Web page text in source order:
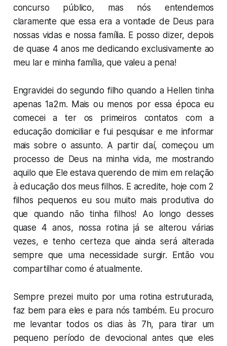
concurso público, mas nós entendemos
claramente que essa era a vontade de Deus para
nossas vidas e nossa família. E posso dizer, depois
de quase 4 anos me dedicando exclusivamente ao
meu lar e minha família, que valeu a pena!
Engravidei do segundo filho quando a Hellen tinha
apenas 1a2m. Mais ou menos por essa época eu
comecei a ter os primeiros contatos com a
educação domiciliar e fui pesquisar e me informar
mais sobre o assunto. A partir daí, começou um
processo de Deus na minha vida, me mostrando
aquilo que Ele estava querendo de mim em relação
à educação dos meus filhos. E acredite, hoje com 2
filhos pequenos eu sou muito mais produtiva do
que quando não tinha filhos! Ao longo desses
quase 4 anos, nossa rotina já se alterou várias
vezes, e tenho certeza que ainda será alterada
sempre que uma necessidade surgir. Então vou
compartilhar como é atualmente.
Sempre prezei muito por uma rotina estruturada,
faz bem para eles e para nós também. Eu procuro
me levantar todos os dias às 7h, para tirar um
pequeno período de devocional antes que eles